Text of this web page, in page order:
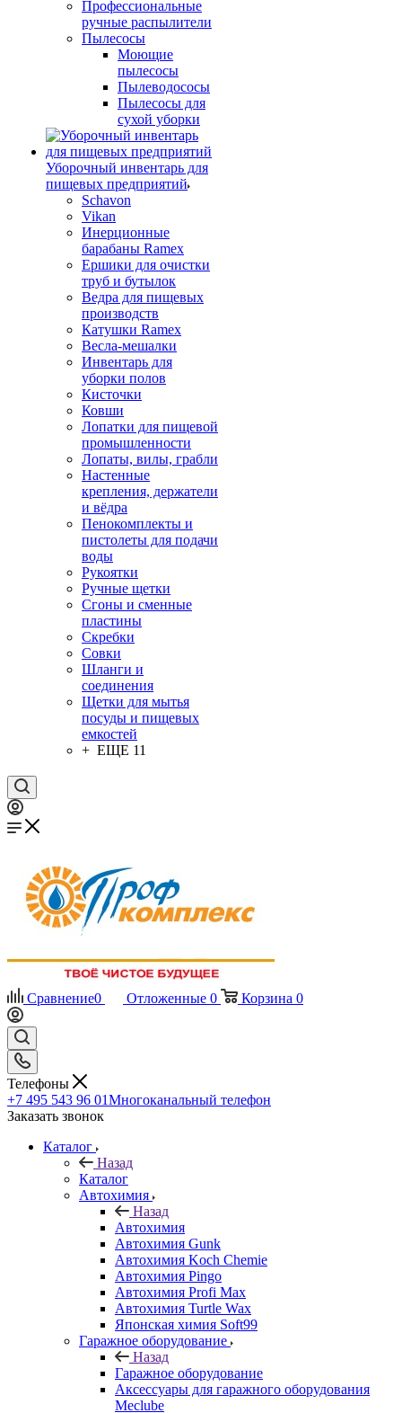
Профессиональные
ручные распылители
Пылесосы
Моющие
пылесосы
Пылеводососы
Пылесосы для
сухой уборки
Уборочный инвентарь для
пищевых предприятий
Schavon
Vikan
Инерционные
барабаны Ramex
Ершики для очистки
труб и бутылок
Ведра для пищевых
производств
Катушки Ramex
Весла-мешалки
Инвентарь для
уборки полов
Кисточки
Ковши
Лопатки для пищевой
промышленности
Лопаты, вилы, грабли
Настенные
крепления, держатели
и вёдра
Пенокомплекты и
пистолеты для подачи
воды
Рукоятки
Ручные щетки
Сгоны и сменные
пластины
Скребки
Совки
Шланги и
соединения
Щетки для мытья
посуды и пищевых
емкостей
+ ЕЩЕ 11
Сравнение0 Отложенные 0 Корзина 0
Телефоны
+7 495 543 96 01Многоканальный телефон
Заказать звонок
Каталог
Назад
Каталог
Автохимия
Назад
Автохимия
Автохимия Gunk
Автохимия Koch Chemie
Автохимия Pingo
Автохимия Profi Max
Автохимия Turtle Wax
Японская химия Soft99
Гаражное оборудование
Назад
Гаражное оборудование
Аксессуары для гаражного оборудования
Meclube